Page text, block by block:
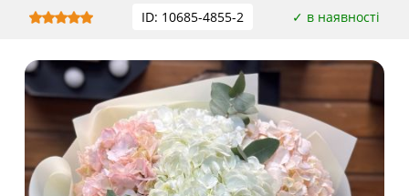
ID: 10685-4855-2 ✓ в наявності